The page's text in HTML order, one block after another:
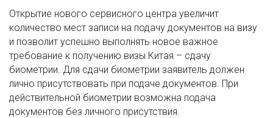
Открытие нового сервисного центра увеличит
количество мест записи на подачу документов на визу
и позволит успешно выполнять новое важное
требование к получению визы Китая – сдачу
биометрии. Для сдачи биометрии заявитель должен
лично присутствовать при подаче документов. При
действительной биометрии возможна подача
документов без личного присутствия.